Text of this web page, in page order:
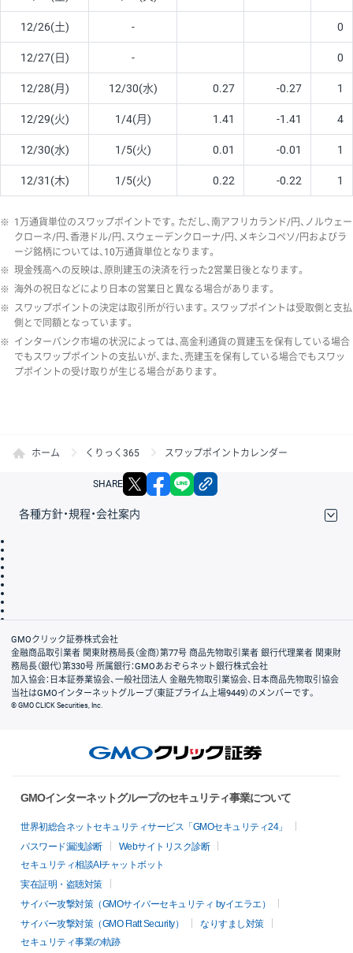
12/26(土) - 0
12/27(日) - 0
12/28(月) 12/30(水) 0.27 -0.27 1
12/29(火) 1/4(月) 1.41 -1.41 4
12/30(水) 1/5(火) 0.01 -0.01 1
12/31(木) 1/5(火) 0.22 -0.22 1
※ 1万通貨単位のスワップポイントです。ただし、南アフリカランド/円、ノルウェー
クローネ/円、香港ドル/円、スウェーデンクローナ/円、メキシコペソ/円およびラ
ージ銘柄については、10万通貨単位となります。
※ 現金残高への反映は、原則建玉の決済を行った2営業日後となります。
※ 海外の祝日などにより日本の営業日と異なる場合があります。
※ スワップポイントの決定は取引所が行います。スワップポイントは受取側と支払
側とで同額となっています。
※ インターバンク市場の状況によっては、高金利通貨の買建玉を保有している場合
でもスワップポイントの支払いが、また、売建玉を保有している場合でもスワッ
プポイントの受け取りが生じる場合があります。
ホーム くりっく365 スワップポイントカレンダー
SHARE X facebook
各種方針・規程・会社案内
会社案内
GMOクリック証券株式会社
金融商品取引業者 関東財務局長（金商）第77号 商品先物取引業者 銀行代理業者 関東財
務局長（銀代）第330号 所属銀行：GMOあおぞらネット銀行株式会社
加入協会：日本証券業協会、一般社団法人 金融先物取引業協会、日本商品先物取引協会
当社はGMOインターネットグループ（東証プライム上場9449）のメンバーです。
© GMO CLICK Securities, Inc.
GMOインターネットグループのセキュリティ事業について
世界初総合ネットセキュリティサービス「GMOセキュリティ24」
パスワード漏洩診断
Webサイトリスク診断
セキュリティ相談AIチャットボット
実在証明・盗聴対策
サイバー攻撃対策（GMOサイバーセキュリティ byイエラエ）
サイバー攻撃対策（GMO Flatt Security）
なりすまし対策
セキュリティ事業の軌跡